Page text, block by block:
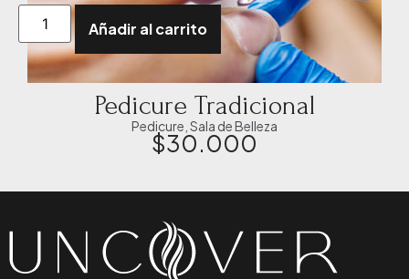
Añadir al carrito
Pedicure Tradicional
Pedicure Sala de Belleza
$30.000